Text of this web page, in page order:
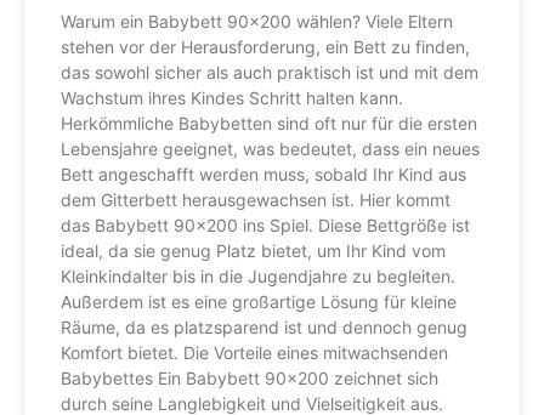
Warum ein Babybett 90×200 wählen? Viele Eltern
stehen vor der Herausforderung, ein Bett zu finden,
das sowohl sicher als auch praktisch ist und mit dem
Wachstum ihres Kindes Schritt halten kann.
Herkömmliche Babybetten sind oft nur für die ersten
Lebensjahre geeignet, was bedeutet, dass ein neues
Bett angeschafft werden muss, sobald Ihr Kind aus
dem Gitterbett herausgewachsen ist. Hier kommt
das Babybett 90×200 ins Spiel. Diese Bettgröße ist
ideal, da sie genug Platz bietet, um Ihr Kind vom
Kleinkindalter bis in die Jugendjahre zu begleiten.
Außerdem ist es eine großartige Lösung für kleine
Räume, da es platzsparend ist und dennoch genug
Komfort bietet. Die Vorteile eines mitwachsenden
Babybettes Ein Babybett 90×200 zeichnet sich
durch seine Langlebigkeit und Vielseitigkeit aus.